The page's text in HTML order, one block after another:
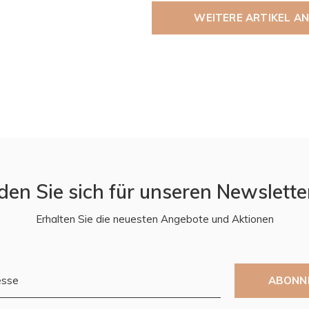
WEITERE ARTIKEL
Sie sich für unseren
Erhalten Sie die neuesten Angebote und Aktionen